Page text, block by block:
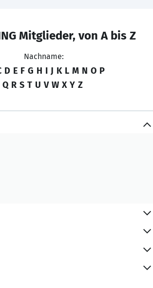
Mitglieder, von A bis Z
Nachname:
D E F G H I J K L M N O P
Q R S T U V W X Y Z